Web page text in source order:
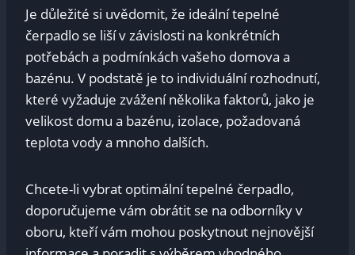
Je⁢ důležité ‌si uvědomit, ‍že ideální tepelné
čerpadlo‌ se liší v⁢ závislosti na konkrétních
potřebách a‌ podmínkách vašeho domova a​
bazénu. V⁣ podstatě je to‍ individuální rozhodnutí,⁤
které vyžaduje zvážení několika faktorů, jako je
velikost domu a bazénu,​ izolace, požadovaná‌
teplota vody a mnoho dalších.
Chcete-li vybrat optimální ⁣tepelné čerpadlo,
doporučujeme vám obrátit se na⁢ odborníky​ v⁣
oboru, kteří vám mohou poskytnout ⁣nejnovější